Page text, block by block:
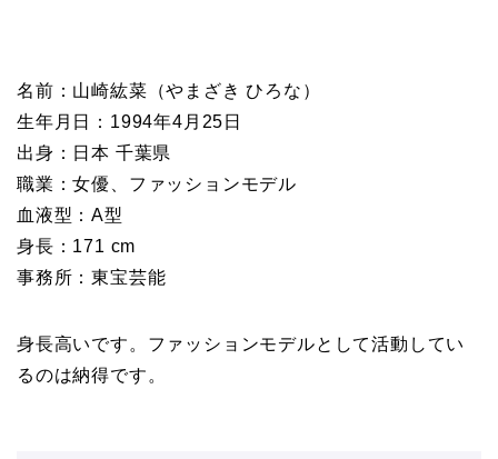
名前：山崎紘菜（やまざき ひろな）
生年月日：1994年4月25日
出身：日本 千葉県
職業：女優、ファッションモデル
血液型：A型
身長：171 cm
事務所：東宝芸能
身長高いです。ファッションモデルとして活動してい
るのは納得です。